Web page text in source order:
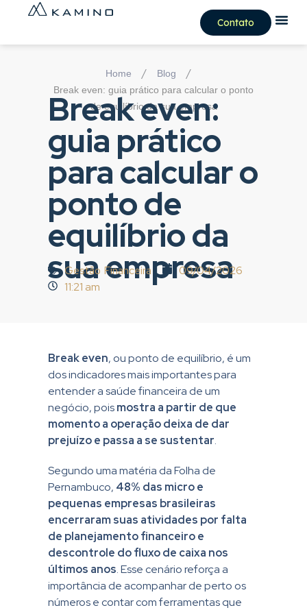
Contato
Home / Blog /
Break even: guia prático para calcular o ponto
de equilíbrio da sua empresa
Break even:
guia prático
para calcular o
ponto de
equilíbrio da
sua empresa
Gestão Financeira
09/04/2026
11:21 am
Break even, ou ponto de equilíbrio, é um
dos indicadores mais importantes para
entender a saúde financeira de um
negócio, poismostra a partir de que
momento a operação deixa de dar
prejuízo e passa a se sustentar.
Segundo uma matéria daFolha de
Pernambuco, 48% das micro e
pequenas empresas brasileiras
encerraram suas atividades por falta
de planejamento financeiro e
descontrole do fluxo de caixa nos
últimos anos. Esse cenário reforça a
importância de acompanhar de perto os
números e contar com ferramentas que